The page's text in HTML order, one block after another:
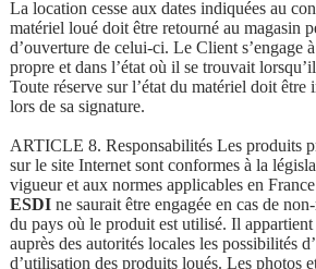
La location cesse aux dates indiquées au
matériel loué doit être retourné au magasin
d’ouverture de celui-ci. Le Client s’engage
propre et dans l’état où il se trouvait
Toute réserve sur l’état du matériel doit être
lors de sa signature.
ARTICLE 8. Responsabilités Les produits
sur le site Internet sont conformes à la
vigueur et aux normes applicables en
ESDIne saurait être engagée en cas de
du pays où le produit est utilisé. Il
auprès des autorités locales les possibilités
d’utilisation des produits loués. Les photos